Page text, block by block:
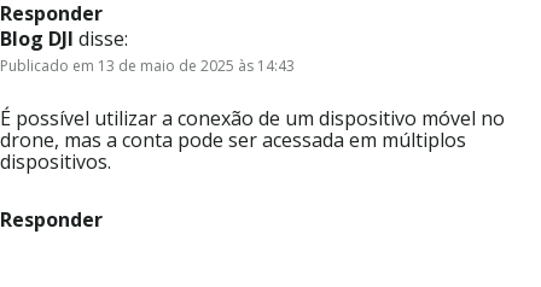
Responder
Blog DJI disse:
Publicado em 13 de maio de 2025 às 14:43
É possível utilizar a conexão de um dispositivo móvel no
drone, mas a conta pode ser acessada em múltiplos
dispositivos.
Responder